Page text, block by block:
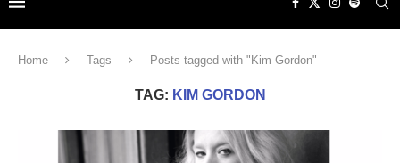
Home Tags Posts tagged with "Kim Gordon"
TAG: KIM GORDON